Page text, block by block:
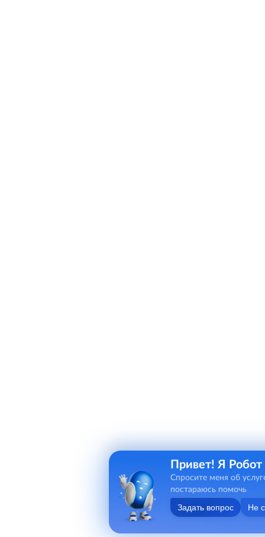
Привет! Я
Спросите меня об
постараюсь помочь
Задать вопрос Не